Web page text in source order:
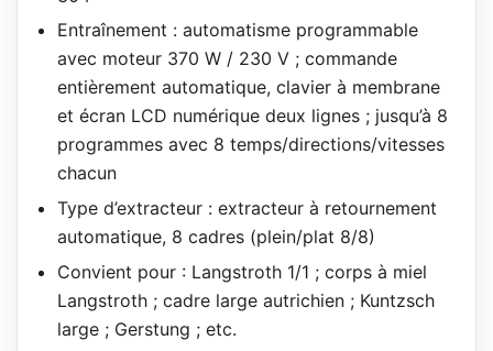
Entraînement : automatisme programmable
avec moteur 370 W / 230 V ; commande
entièrement automatique, clavier à membrane
et écran LCD numérique deux lignes ; jusqu’à 8
programmes avec 8 temps/directions/vitesses
chacun
Type d’extracteur : extracteur à retournement
automatique, 8 cadres (plein/plat 8/8)
Convient pour : Langstroth 1/1 ; corps à miel
Langstroth ; cadre large autrichien ; Kuntzsch
large ; Gerstung ; etc.